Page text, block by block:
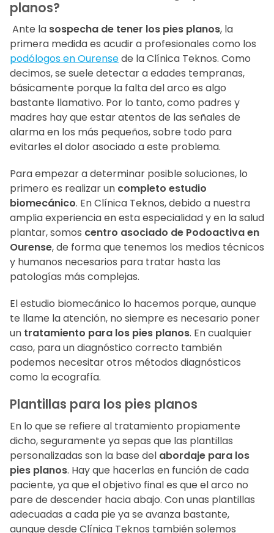
planos?
Ante la sospecha de tener los pies planos, la
primera medida es acudir a profesionales como los
podólogos en Ourensede la Clínica Teknos. Como
decimos, se suele detectar a edades tempranas,
básicamente porque la falta del arco es algo
bastante llamativo. Por lo tanto, como padres y
madres hay que estar atentos de las señales de
alarma en los más pequeños, sobre todo para
evitarles el dolor asociado a este problema.
Para empezar a determinar posible soluciones, lo
primero es realizar un completo estudio
biomecánico. En Clínica Teknos, debido a nuestra
amplia experiencia en esta especialidad y en la salud
plantar, somos centro asociado de Podoactiva en
Ourense, de forma que tenemos los medios técnicos
y humanos necesarios para tratar hasta las
patologías más complejas.
El estudio biomecánico lo hacemos porque, aunque
te llame la atención, no siempre es necesario poner
un tratamiento para los pies planos. En cualquier
caso, para un diagnóstico correcto también
podemos necesitar otros métodos diagnósticos
como la ecografía.
Plantillas para los pies planos
En lo que se refiere al tratamiento propiamente
dicho, seguramente ya sepas que las plantillas
personalizadas son la base del abordaje para los
pies planos. Hay que hacerlas en función de cada
paciente, ya que el objetivo final es que el arco no
pare de descender hacia abajo. Con unas plantillas
adecuadas a cada pie ya se avanza bastante,
aunque desde Clínica Teknos también solemos